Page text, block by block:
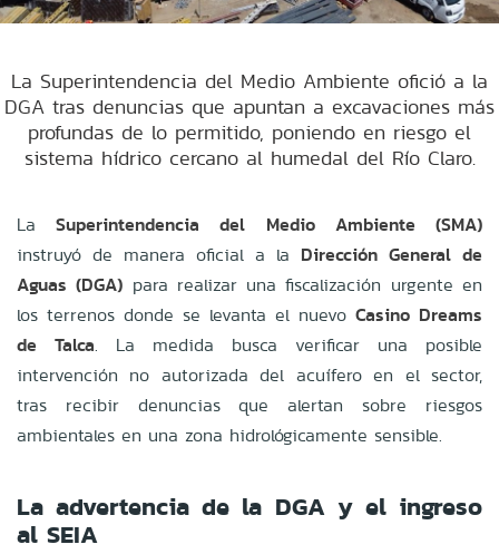
La Superintendencia del Medio Ambiente ofició a la
DGA tras denuncias que apuntan a excavaciones más
profundas de lo permitido, poniendo en riesgo el
sistema hídrico cercano al humedal del Río Claro.
LaSuperintendencia del Medio Ambiente (SMA)
instruyó de manera oficial a la Dirección General de
Aguas (DGA) para realizar una fiscalización urgente en
los terrenos donde se levanta el nuevo Casino Dreams
de Talca. La medida busca verificar una posible
intervención no autorizada del acuífero en el sector,
tras recibir denuncias que alertan sobre riesgos
ambientales en una zona hidrológicamente sensible.
La advertencia de la DGA y el ingreso
al SEIA